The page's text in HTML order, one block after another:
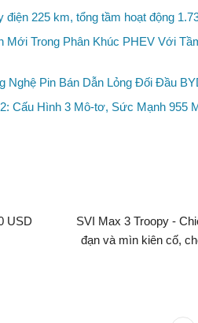
225 km, tổng tầm hoạt động
Mới Trong Phân Khúc PHEV Với
Nghệ Pin Bán Dẫn Lỏng Đối Đầu
Cấu Hình 3 Mô-tơ, Sức Mạnh 955
SVI Max 3 Troopy -
đạn và mìn kiên cố,
USD